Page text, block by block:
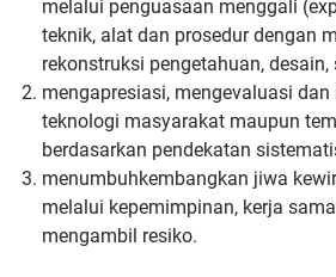
melalui penguasaan menggali
teknik, alat dan prosedurdengan
rekonstruksi pengetahuan, desain,
mengapresiasi, mengevaluasi dan
teknologi masyarakat maupun
berdasarkan pendekatan
menumbuhkembangkan jiwa
melalui kepemimpinan, kerja
mengambil resiko.